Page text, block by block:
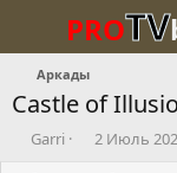
PROTV
Аркады
Castle of
О
Garri
Д
2 Июль